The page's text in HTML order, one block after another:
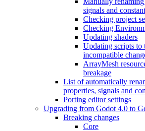
signals and
Checking project
Checking
Updating shaders
Updating scripts to
incompatible
ArrayMesh
breakage
List of automatically
properties, signals and
Porting editor settings
Upgrading from Godot 4.0 to
Breaking changes
Core